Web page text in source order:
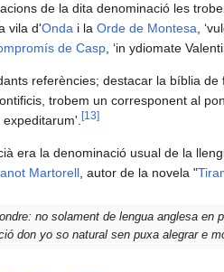
de la dita denominació les
vila d'Onda i la Orde de Montesa,
de Casp, ‘in ydiomate
referències; destacar la bíblia de
trobem un corresponent al
[13]
era la denominació usual de la
Martorell, autor de la novela "
no solament de lengua anglesa en
don yo so natural sen puxa alegrar e